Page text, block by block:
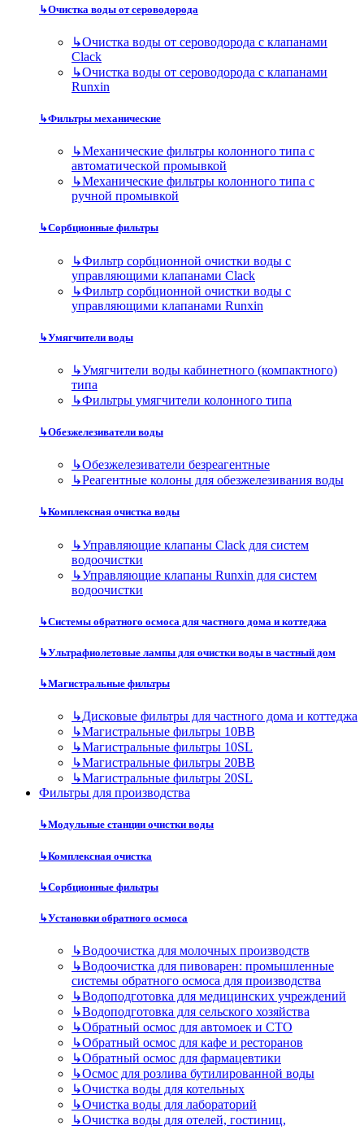
↳Очистка воды от сероводорода
↳Очистка воды от сероводорода с клапанами
Clack
↳Очистка воды от сероводорода с клапанами
Runxin
↳Фильтры механические
↳Механические фильтры колонного типа с
автоматической промывкой
↳Механические фильтры колонного типа с
ручной промывкой
↳Сорбционные фильтры
↳Фильтр сорбционной очистки воды с
управляющими клапанами Clack
↳Фильтр сорбционной очистки воды с
управляющими клапанами Runxin
↳Умягчители воды
↳Умягчители воды кабинетного (компактного)
типа
↳Фильтры умягчители колонного типа
↳Обезжелезиватели воды
↳Обезжелезиватели безреагентные
↳Реагентные колоны для обезжелезивания воды
↳Комплексная очистка воды
↳Управляющие клапаны Clack для систем
водоочистки
↳Управляющие клапаны Runxin для систем
водоочистки
↳Системы обратного осмоса для частного дома и коттеджа
↳Ультрафиолетовые лампы для очистки воды в частный дом
↳Магистральные фильтры
↳Дисковые фильтры для частного дома и коттеджа
↳Магистральные фильтры 10BB
↳Магистральные фильтры 10SL
↳Магистральные фильтры 20BB
↳Магистральные фильтры 20SL
Фильтры для производства
↳Модульные станции очистки воды
↳Комплексная очистка
↳Сорбционные фильтры
↳Установки обратного осмоса
↳Водоочистка для молочных производств
↳Водоочистка для пивоварен: промышленные
системы обратного осмоса для производства
↳Водоподготовка для медицинских учреждений
↳Водоподготовка для сельского хозяйства
↳Обратный осмос для автомоек и СТО
↳Обратный осмос для кафе и ресторанов
↳Обратный осмос для фармацевтики
↳Осмос для розлива бутилированной воды
↳Очистка воды для котельных
↳Очистка воды для лабораторий
↳Очистка воды для отелей, гостиниц,